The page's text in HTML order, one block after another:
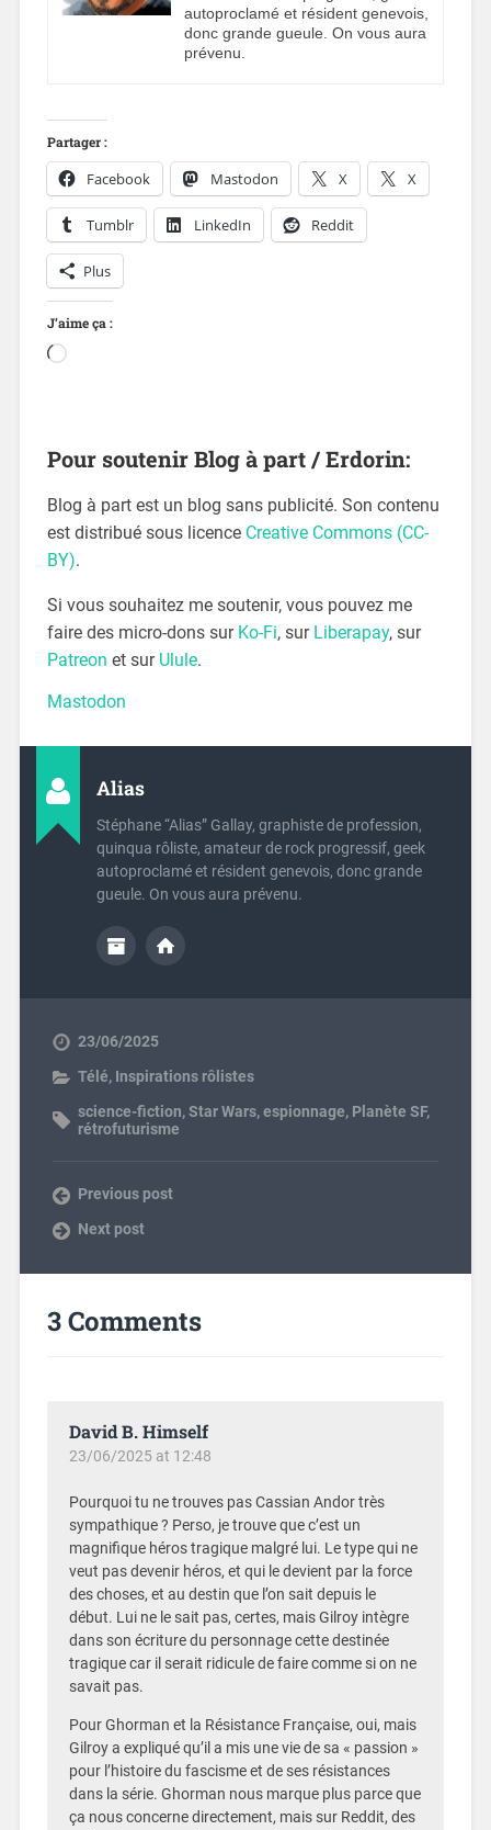
autoproclamé et résident genevois,
donc grande gueule. On vous aura
prévenu.
Partager :
Facebook Mastodon X X
Tumblr LinkedIn Reddit
Plus
J’aime ça :
Pour soutenir Blog à part / Erdorin:
Blog à part est un blog sans publicité. Son contenu
est distribué sous licence Creative Commons (CC-
BY).
Si vous souhaitez me soutenir, vous pouvez me
faire des micro-dons sur Ko-Fi, sur Liberapay, sur
Patreon et sur Ulule.
Mastodon
Alias
Stéphane “Alias” Gallay, graphiste de profession,
quinqua rôliste, amateur de rock progressif, geek
autoproclamé et résident genevois, donc grande
gueule. On vous aura prévenu.
23/06/2025
Télé, Inspirations rôlistes
science-fiction,Star Wars,espionnage, Planète SF,
rétrofuturisme
Previous post
Next post
3 Comments
David B. Himself
23/06/2025 at 12:48
Pourquoi tu ne trouves pas Cassian Andor très
sympathique ? Perso, je trouve que c’est un
magnifique héros tragique malgré lui. Le type qui ne
veut pas devenir héros, et qui le devient par la force
des choses, et au destin que l’on sait depuis le
début. Lui ne le sait pas, certes, mais Gilroy intègre
dans son écriture du personnage cette destinée
tragique car il serait ridicule de faire comme si on ne
savait pas.
Pour Ghorman et la Résistance Française, oui, mais
Gilroy a expliqué qu’il a mis une vie de sa « passion »
pour l’histoire du fascisme et de ses résistances
dans la série. Ghorman nous marque plus parce que
ça nous concerne directement, mais sur Reddit, des